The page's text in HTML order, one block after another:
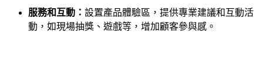
服務和互動： 設置產品體驗區，提供專業建議和互動活
動，如現場抽獎、遊戲等，增加顧客參與感。